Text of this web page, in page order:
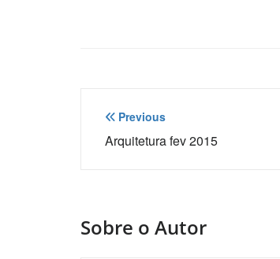
Navegação
de
Previous
Arquitetura fev 2015
Sobre o Autor